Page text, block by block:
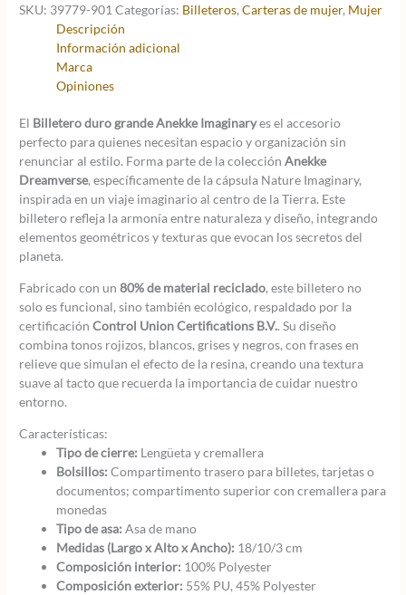
Imaginary
cantidad
SKU: 39779-901 Categorías: Billeteros,Carteras de mujer, Mujer
Descripción
Información adicional
Marca
Opiniones
El Billetero duro grande Anekke Imaginaryes el accesorio
perfecto para quienes necesitan espacio y organización sin
renunciar al estilo. Forma parte de la colecciónAnekke
Dreamverse, específicamente de la cápsula Nature Imaginary,
inspirada en un viaje imaginario al centro de la Tierra. Este
billetero refleja la armonía entre naturaleza y diseño, integrando
elementos geométricos y texturas que evocan los secretos del
planeta.
Fabricado con un80% de material reciclado, este billetero no
solo es funcional, sino también ecológico, respaldado por la
certificaciónControl Union Certifications B.V.. Su diseño
combina tonos rojizos, blancos, grises y negros, con frases en
relieve que simulan el efecto de la resina, creando una textura
suave al tacto que recuerda la importancia de cuidar nuestro
entorno.
Características:
Tipo de cierre: Lengüeta y cremallera
Bolsillos: Compartimento trasero para billetes, tarjetas o
documentos; compartimento superior con cremallera para
monedas
Tipo de asa: Asa de mano
Medidas (Largo x Alto x Ancho): 18/10/3 cm
Composición interior: 100% Polyester
Composición exterior: 55% PU, 45% Polyester